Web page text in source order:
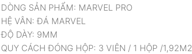
DÒNG SẢN PHẨM: MARVEL PRO
HỆ VÂN: ĐÁ MARVEL
ĐỘ DÀY: 9MM
QUY CÁCH ĐÓNG HỘP: 3 VIÊN / 1 HỘP /1,92M2